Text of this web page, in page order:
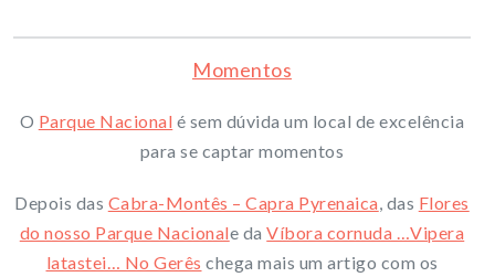
Momentos
O Parque Nacional é sem dúvida um local de excelência
para se captar momentos
Depois das Cabra-Montês – Capra Pyrenaica, das Flores
do nosso Parque Nacionale daVíbora cornuda …Vipera
latastei… No Gerês chega mais um artigo com os